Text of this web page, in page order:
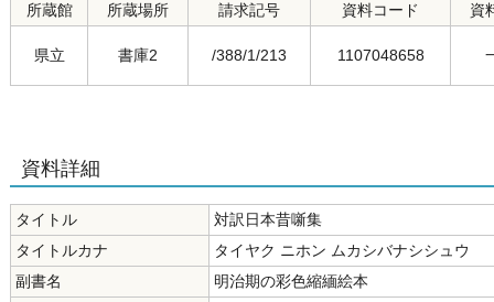
所蔵館 所蔵場所 請求記号 資料コード 資
県立 書庫2 /388/1/213 1107048658
資料詳細
タイトル
対訳日本昔噺集
タイトルカナ
タイヤク ニホン ムカシバナシシュウ
副書名
明治期の彩色縮緬絵本